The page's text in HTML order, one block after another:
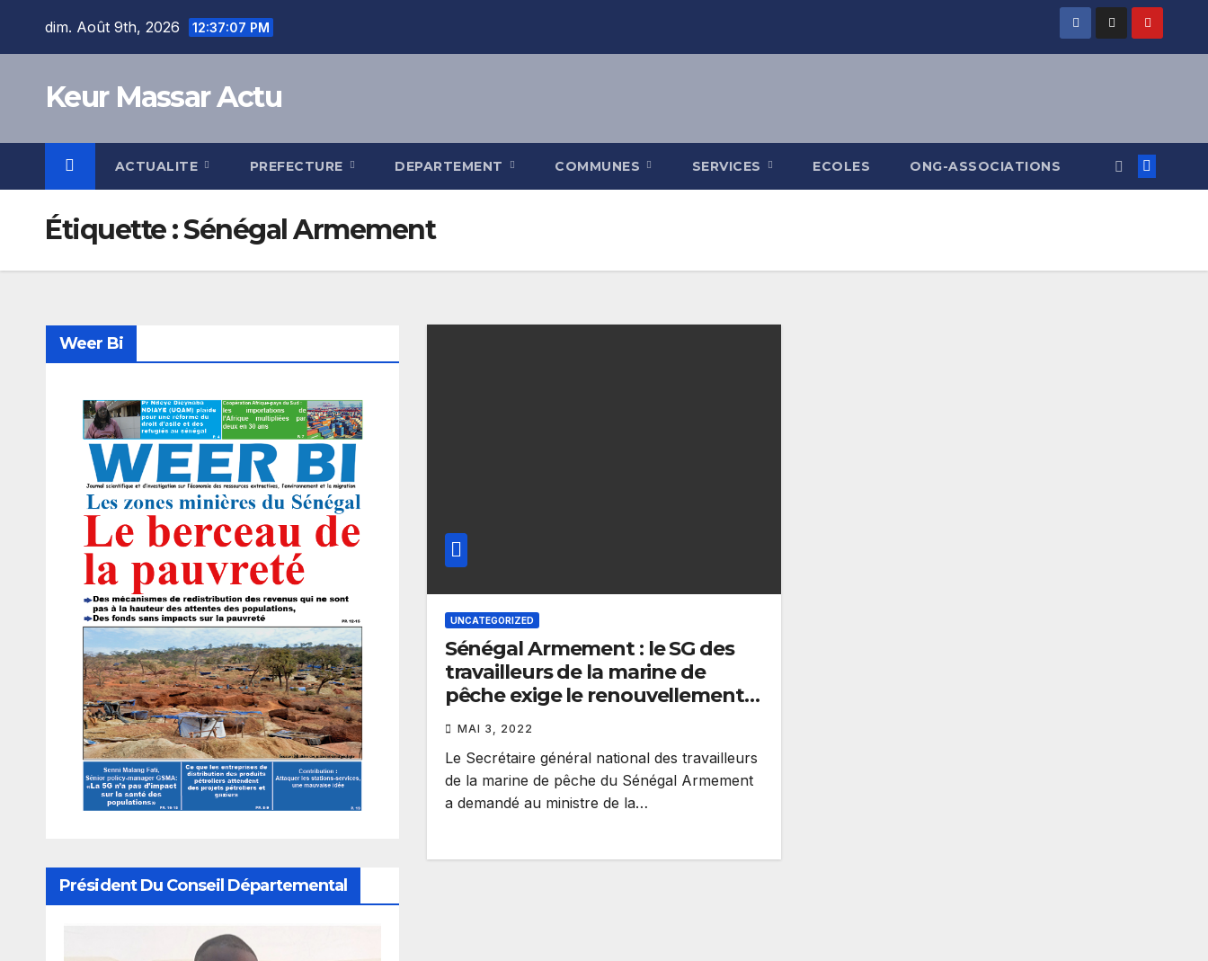
dim. Août 9th, 2026 12:37:08 PM
Keur Massar Actu
ACTUALITE PREFECTURE DEPARTEMENT COMMUNES SERVICES ECOLES ONG-ASSOCIATIONS
Étiquette :Sénégal Armement
Weer Bi
Président Du Conseil Départemental
UNCATEGORIZED
Sénégal Armement : le SG des
travailleurs de la marine de
pêche exige le renouvellement
de leurs licences
MAI 3, 2022
Le Secrétaire général national des travailleurs
de la marine de pêche du Sénégal Armement
a demandé au ministre de la…